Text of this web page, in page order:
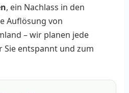
, ein Nachlass in den
Auflösung von
– wir planen jede
Sie entspannt und zum